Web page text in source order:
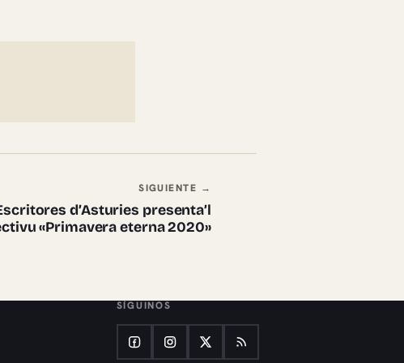
SIGUIENTE →
d’Asturies presenta’l
«Primavera eterna 2020»
SÍGUINOS